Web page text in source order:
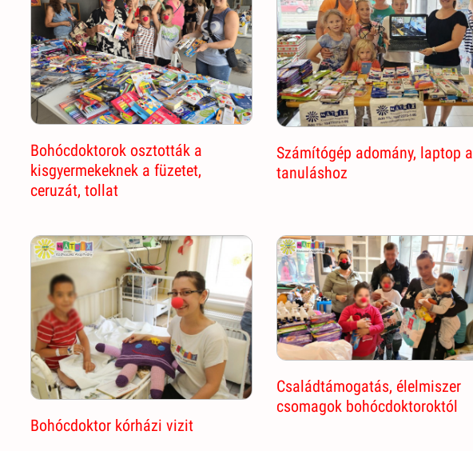
Bohócdoktorok osztották a
kisgyermekeknek a füzetet,
ceruzát, tollat
Számítógép adomány, laptop a
tanuláshoz
Bohócdoktor kórházi vizit
Családtámogatás, élelmiszer
csomagok bohócdoktoroktól